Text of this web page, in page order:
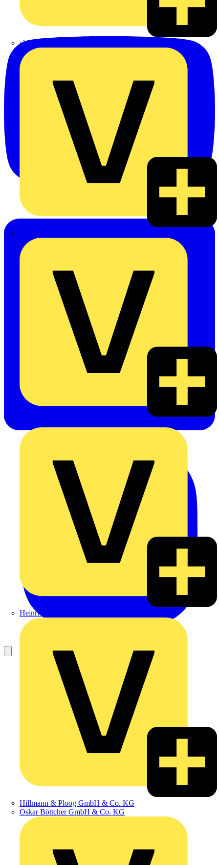
eldis electro distributor GmbH
Heinrich Häusler GmbH
Hillmann & Ploog GmbH & Co. KG
Oskar Böttcher GmbH & Co. KG